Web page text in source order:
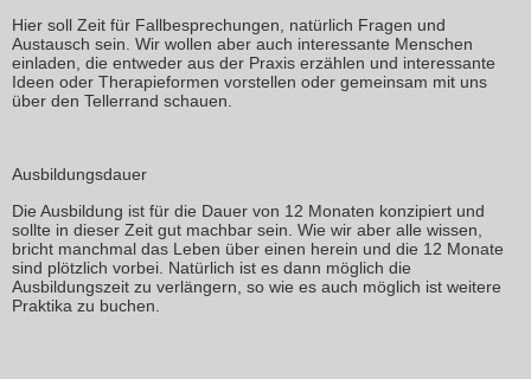
Hier soll Zeit für Fallbesprechungen, natürlich Fragen und
Austausch sein. Wir wollen aber auch interessante Menschen
einladen, die entweder aus der Praxis erzählen und interessante
Ideen oder Therapieformen vorstellen oder gemeinsam mit uns
über den Tellerrand schauen.
Ausbildungsdauer
Die Ausbildung ist für die Dauer von 12 Monaten konzipiert und
sollte in dieser Zeit gut machbar sein. Wie wir aber alle wissen,
bricht manchmal das Leben über einen herein und die 12 Monate
sind plötzlich vorbei. Natürlich ist es dann möglich die
Ausbildungszeit zu verlängern, so wie es auch möglich ist weitere
Praktika zu buchen.